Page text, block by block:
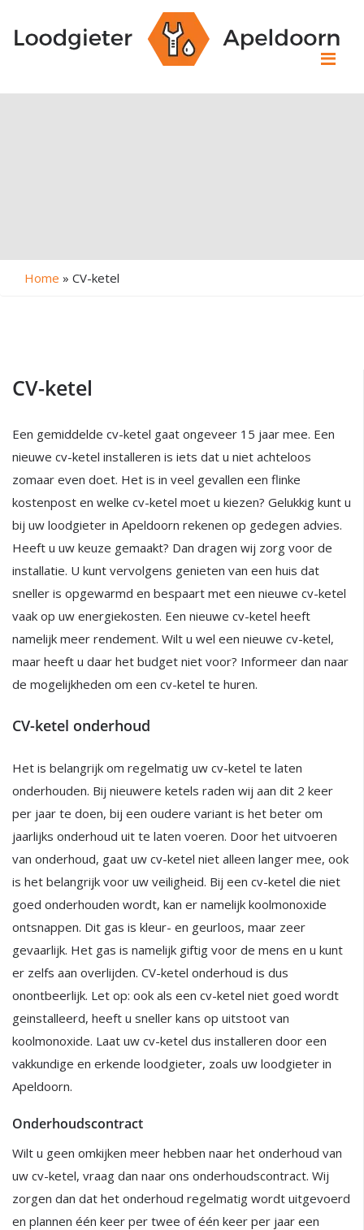
Home » CV-ketel
CV-ketel
Een gemiddelde cv-ketel gaat ongeveer 15 jaar mee. Een
nieuwe cv-ketel installeren is iets dat u niet achteloos
zomaar even doet. Het is in veel gevallen een flinke
kostenpost en welke cv-ketel moet u kiezen? Gelukkig kunt u
bij uw loodgieter in Apeldoorn rekenen op gedegen advies.
Heeft u uw keuze gemaakt? Dan dragen wij zorg voor de
installatie. U kunt vervolgens genieten van een huis dat
sneller is opgewarmd en bespaart met een nieuwe cv-ketel
vaak op uw energiekosten. Een nieuwe cv-ketel heeft
namelijk meer rendement. Wilt u wel een nieuwe cv-ketel,
maar heeft u daar het budget niet voor? Informeer dan naar
de mogelijkheden om een cv-ketel te huren.
CV-ketel onderhoud
Het is belangrijk om regelmatig uw cv-ketel te laten
onderhouden. Bij nieuwere ketels raden wij aan dit 2 keer
per jaar te doen, bij een oudere variant is het beter om
jaarlijks onderhoud uit te laten voeren. Door het uitvoeren
van onderhoud, gaat uw cv-ketel niet alleen langer mee, ook
is het belangrijk voor uw veiligheid. Bij een cv-ketel die niet
goed onderhouden wordt, kan er namelijk koolmonoxide
ontsnappen. Dit gas is kleur- en geurloos, maar zeer
gevaarlijk. Het gas is namelijk giftig voor de mens en u kunt
er zelfs aan overlijden. CV-ketel onderhoud is dus
onontbeerlijk. Let op: ook als een cv-ketel niet goed wordt
geinstalleerd, heeft u sneller kans op uitstoot van
koolmonoxide. Laat uw cv-ketel dus installeren door een
vakkundige en erkende loodgieter, zoals uw loodgieter in
Apeldoorn.
Onderhoudscontract
Wilt u geen omkijken meer hebben naar het onderhoud van
uw cv-ketel, vraag dan naar ons onderhoudscontract. Wij
zorgen dan dat het onderhoud regelmatig wordt uitgevoerd
en plannen één keer per twee of één keer per jaar een